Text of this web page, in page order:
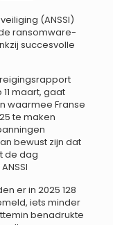
(ANSSI)
ransomware-
succesvolle
maart, gaat
waarmee Franse
te maken
bewust zijn dat
de dag
er in 2025 128
iets minder
benadrukte